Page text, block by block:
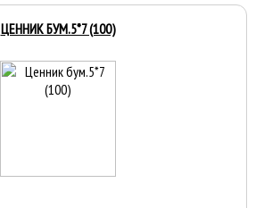
ЦЕННИК БУМ.5*7 (100)